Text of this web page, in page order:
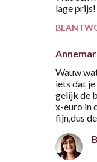
lage prijs!
Wauw
iets dat
gelijk de
x-euro in
fijn,dus